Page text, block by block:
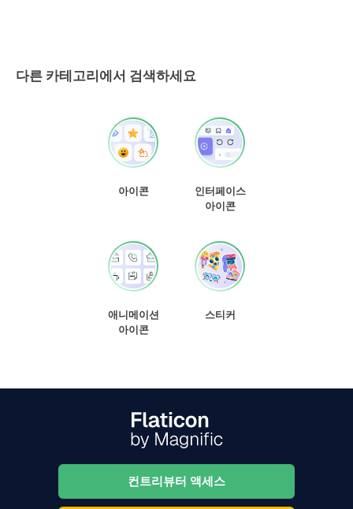
다른 카테고리에서 검색하세요
아이콘
인터페이스
아이콘
애니메이션
아이콘
스티커
컨트리뷰터 액세스